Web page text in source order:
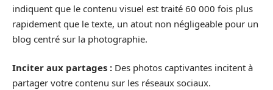
indiquent que le contenu visuel est traité 60 000 fois plus
rapidement que le texte, un atout non négligeable pour un
blog centré sur la photographie.
Inciter aux partages : Des photos captivantes incitent à
partager votre contenu sur les réseaux sociaux.